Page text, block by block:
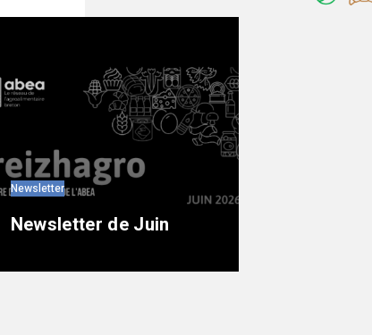
Newsletter
Newsletter de Juin